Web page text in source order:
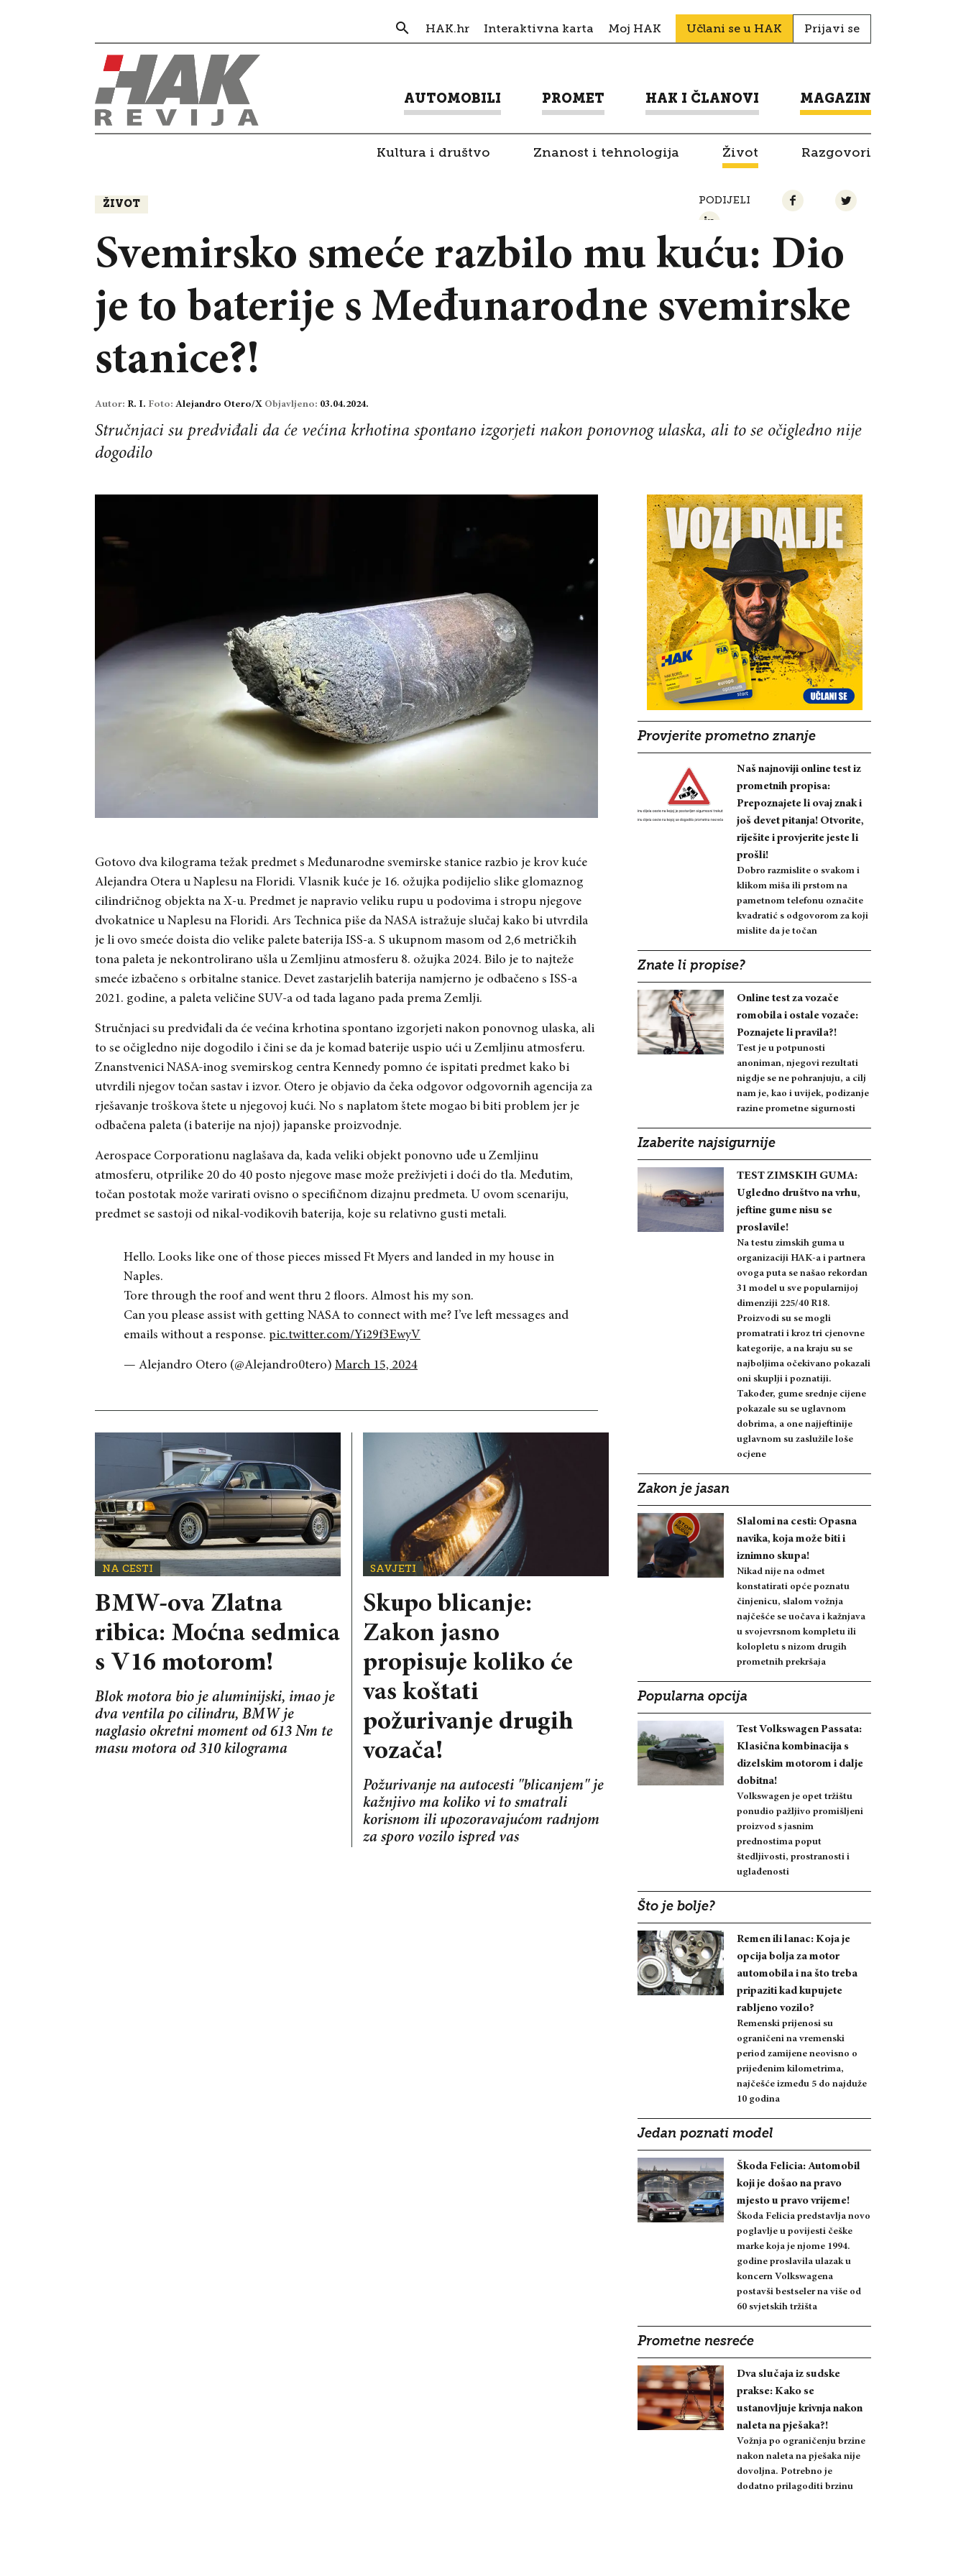
HAK.hr Interaktivna karta Moj HAK Učlani se u HAK Prijavi se
AUTOMOBILI PROMET HAK I ČLANOVI MAGAZIN
Kultura i društvo Znanost i tehnologija Život Razgovori
ŽIVOT PODIJELI
Svemirsko smeće razbilo mu kuću: Dio
je to baterije s Međunarodne svemirske
stanice?!
Autor: R. I. Foto: Alejandro Otero/X Objavljeno: 03.04.2024.
Stručnjaci su predviđali da će većina krhotina spontano izgorjeti nakon ponovnog ulaska, ali to se očigledno nije
dogodilo
Gotovo dva kilograma težak predmet s Međunarodne svemirske stanice razbio je krov kuće
Alejandra Otera u Naplesu na Floridi. Vlasnik kuće je 16. ožujka podijelio slike glomaznog
cilindričnog objekta na X-u. Predmet je napravio veliku rupu u podovima i stropu njegove
dvokatnice u Naplesu na Floridi. Ars Technica piše da NASA istražuje slučaj kako bi utvrdila
je li ovo smeće doista dio velike palete baterija ISS-a. S ukupnom masom od 2,6 metričkih
tona paleta je nekontrolirano ušla u Zemljinu atmosferu 8. ožujka 2024. Bilo je to najteže
smeće izbačeno s orbitalne stanice. Devet zastarjelih baterija namjerno je odbačeno s ISS-a
2021. godine, a paleta veličine SUV-a od tada lagano pada prema Zemlji.
Stručnjaci su predviđali da će većina krhotina spontano izgorjeti nakon ponovnog ulaska, ali
to se očigledno nije dogodilo i čini se da je komad baterije uspio ući u Zemljinu atmosferu.
Znanstvenici NASA-inog svemirskog centra Kennedy pomno će ispitati predmet kako bi
utvrdili njegov točan sastav i izvor. Otero je objavio da čeka odgovor odgovornih agencija za
rješavanje troškova štete u njegovoj kući. No s naplatom štete mogao bi biti problem jer je
odbačena paleta (i baterije na njoj) japanske proizvodnje.
Aerospace Corporationu naglašava da, kada veliki objekt ponovno uđe u Zemljinu
atmosferu, otprilike 20 do 40 posto njegove mase može preživjeti i doći do tla. Međutim,
točan postotak može varirati ovisno o specifičnom dizajnu predmeta. U ovom scenariju,
predmet se sastoji od nikal-vodikovih baterija, koje su relativno gusti metali.
Hello. Looks like one of those pieces missed Ft Myers and landed in my house in
Naples.
Tore through the roof and went thru 2 floors. Almost his my son.
Can you please assist with getting NASA to connect with me? I’ve left messages and
emails without a response. pic.twitter.com/Yi29f3EwyV
— Alejandro Otero (@Alejandro0tero) March 15, 2024
NA CESTI
BMW-ova Zlatna
ribica: Moćna sedmica
s V16 motorom!
Blok motora bio je aluminijski, imao je
dva ventila po cilindru, BMW je
naglasio okretni moment od 613 Nm te
masu motora od 310 kilograma
SAVJETI
Skupo blicanje:
Zakon jasno
propisuje koliko će
vas koštati
požurivanje drugih
vozača!
Požurivanje na autocesti "blicanjem" je
kažnjivo ma koliko vi to smatrali
korisnom ili upozoravajućom radnjom
za sporo vozilo ispred vas
Provjerite prometno znanje
Naš najnoviji online test iz
prometnih propisa:
Prepoznajete li ovaj znak i
još devet pitanja! Otvorite,
riješite i provjerite jeste li
prošli!
Dobro razmislite o svakom i
klikom miša ili prstom na
pametnom telefonu označite
kvadratić s odgovorom za koji
mislite da je točan
Znate li propise?
Online test za vozače
romobila i ostale vozače:
Poznajete li pravila?!
Test je u potpunosti
anoniman, njegovi rezultati
nigdje se ne pohranjuju, a cilj
nam je, kao i uvijek, podizanje
razine prometne sigurnosti
Izaberite najsigurnije
TEST ZIMSKIH GUMA:
Ugledno društvo na vrhu,
jeftine gume nisu se
proslavile!
Na testu zimskih guma u
organizaciji HAK-a i partnera
ovoga puta se našao rekordan
31 model u sve popularnijoj
dimenziji 225/40 R18.
Proizvodi su se mogli
promatrati i kroz tri cjenovne
kategorije, a na kraju su se
najboljima očekivano pokazali
oni skuplji i poznatiji.
Također, gume srednje cijene
pokazale su se uglavnom
dobrima, a one najjeftinije
uglavnom su zaslužile loše
ocjene
Zakon je jasan
Slalomi na cesti: Opasna
navika, koja može biti i
iznimno skupa!
Nikad nije na odmet
konstatirati opće poznatu
činjenicu, slalom vožnja
najčešće se uočava i kažnjava
u svojevrsnom kompletu ili
kolopletu s nizom drugih
prometnih prekršaja
Popularna opcija
Test Volkswagen Passata:
Klasična kombinacija s
dizelskim motorom i dalje
dobitna!
Volkswagen je opet tržištu
ponudio pažljivo promišljeni
proizvod s jasnim
prednostima poput
štedljivosti, prostranosti i
uglađenosti
Što je bolje?
Remen ili lanac: Koja je
opcija bolja za motor
automobila i na što treba
pripaziti kad kupujete
rabljeno vozilo?
Remenski prijenosi su
ograničeni na vremenski
period zamijene neovisno o
prijeđenim kilometrima,
najčešće između 5 do najduže
10 godina
Jedan poznati model
Škoda Felicia: Automobil
koji je došao na pravo
mjesto u pravo vrijeme!
Škoda Felicia predstavlja novo
poglavlje u povijesti češke
marke koja je njome 1994.
godine proslavila ulazak u
koncern Volkswagena
postavši bestseler na više od
60 svjetskih tržišta
Prometne nesreće
Dva slučaja iz sudske
prakse: Kako se
ustanovljuje krivnja nakon
naleta na pješaka?!
Vožnja po ograničenju brzine
nakon naleta na pješaka nije
dovoljna. Potrebno je
dodatno prilagoditi brzinu